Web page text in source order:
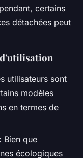
certains
détachées peut
d'utilisation
utilisateurs sont
modèles
en termes de
: Bien que
écologiques